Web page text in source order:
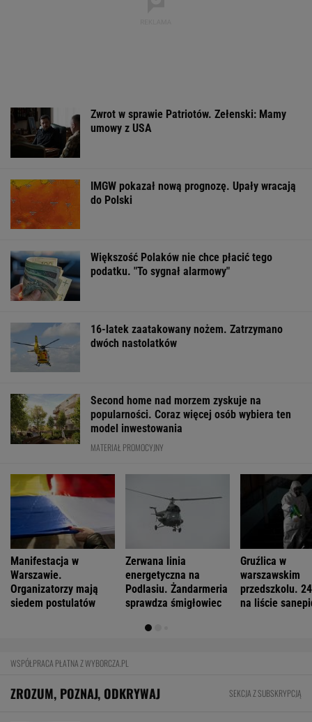
Zwrot w sprawie Patriotów. Zełenski: Mamy
umowy z USA
IMGW pokazał nową prognozę. Upały wracają
do Polski
Większość Polaków nie chce płacić tego
podatku. "To sygnał alarmowy"
16-latek zaatakowany nożem. Zatrzymano
dwóch nastolatków
Second home nad morzem zyskuje na
popularności. Coraz więcej osób wybiera ten
model inwestowania
MATERIAŁ PROMOCYJNY
Manifestacja w
Warszawie.
Organizatorzy mają
siedem postulatów
Zerwana linia
energetyczna na
Podlasiu. Żandarmeria
sprawdza śmigłowiec
Gruźlica w
warszawskim
przedszkolu.
na liście
WSPÓŁPRACA PŁATNA Z WYBORCZA.PL
ZROZUM, POZNAJ, ODKRYWAJ SEKCJA Z SUBSKRYPCJĄ